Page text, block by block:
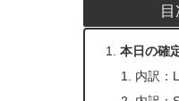
本日の確
内訳：